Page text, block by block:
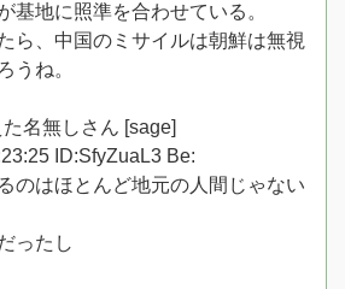
基地に照準を合わせている。
ら、中国のミサイルは朝鮮は無視
うね。
名無しさん [sage]
ID:SfyZuaL3 Be:
のはほとんど地元の人間じゃない
ったし